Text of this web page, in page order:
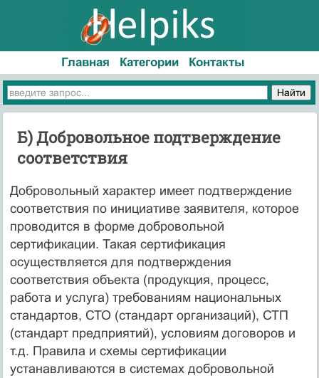
Главная Категории Контакты
Б) Добровольное подтверждение
соответствия
Добровольный характер имеет подтверждение
соответствия по инициативе заявителя, которое
проводится в форме добровольной
сертификации. Такая сертификация
осуществляется для подтверждения
соответствия объекта (продукция, процесс,
работа и услуга) требованиям национальных
стандартов, СТО (стандарт организаций), СТП
(стандарт предприятий), условиям договоров и
т.д. Правила и схемы сертификации
устанавливаются в системах добровольной